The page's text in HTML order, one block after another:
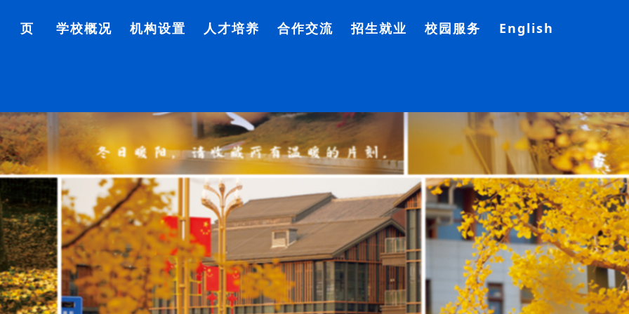
页 学校概况 机构设置 人才培养 合作交流 招生就业 校园服务 English